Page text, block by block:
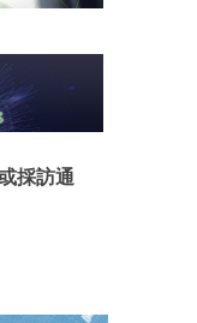
採訪通